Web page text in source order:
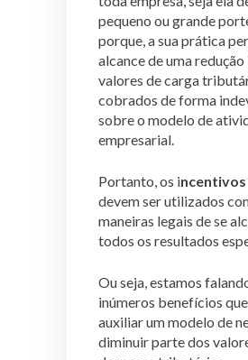
pequeno ou grande
porque, a sua prática
alcance de uma
valores de carga
cobrados de forma
sobre o modelo de
empresarial.
Portanto, os incentivos
devem ser utilizados
maneiras legais de se
todos os resultados
Ou seja, estamos
inúmeros benefícios
auxiliar um modelo de
diminuir parte dos